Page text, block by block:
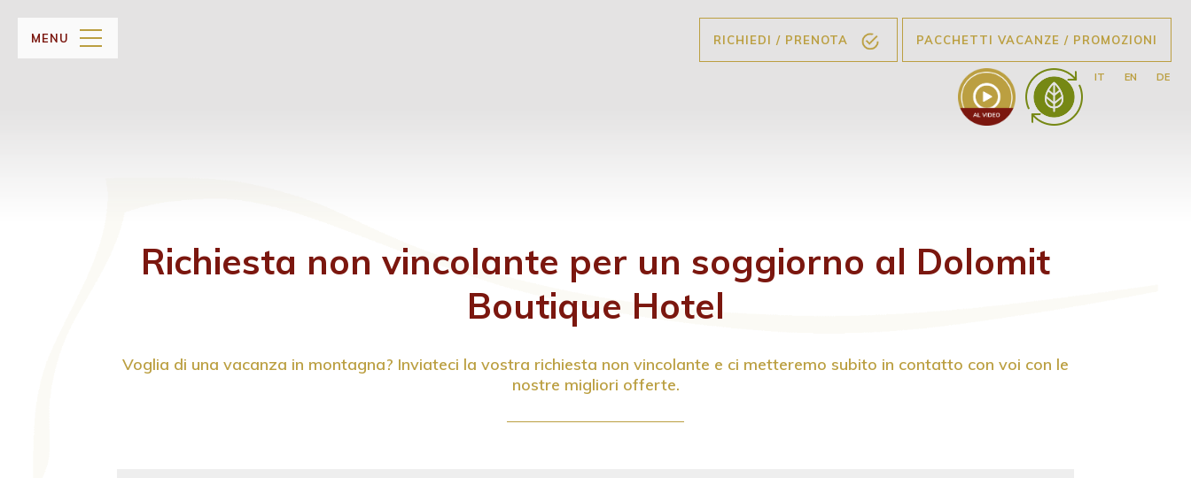
RICHIEDI / PRENOTA PACCHETTI VACANZE / PROMOZIONI
IT EN DE
MENU
Richiesta non vincolante per un soggiorno al Dolomit
Boutique Hotel
Voglia di una vacanza in montagna? Inviateci la vostra richiesta non vincolante e ci metteremo subito in contatto con voi con le
nostre migliori offerte.